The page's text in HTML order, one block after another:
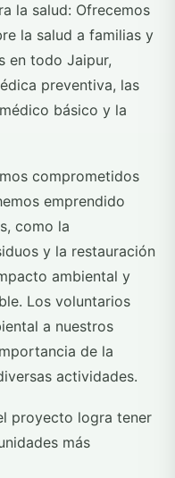
la salud: Ofrecemos
la salud a familias y
en todo Jaipur,
preventiva, las
básico y la
comprometidos
emprendido
como la
y la restauración
ambiental y
Los voluntarios
a nuestros
de la
actividades.
proyecto logra tener
más